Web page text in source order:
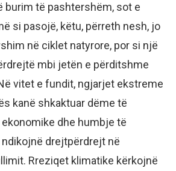
burim të pashtershëm, sot e
si pasojë, këtu, përreth nesh, jo
në ciklet natyrore, por si një
mbi jetën e përditshme
vitet e fundit, ngjarjet ekstreme
kanë shkaktuar dëme të
dhe humbje të
drejtpërdrejt në
Rreziqet klimatike kërkojnë